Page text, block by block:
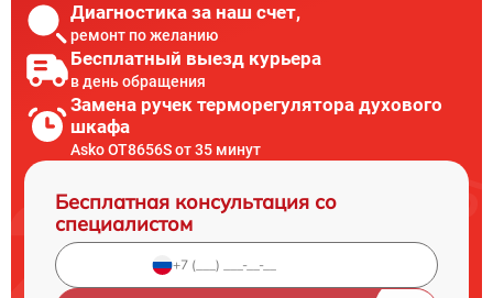
Диагностика за наш счет,
ремонт по желанию
Бесплатный выезд курьера
в день обращения
Замена ручек терморегулятора духового
шкафа
Asko OT8656S от 35 минут
Бесплатная консультация со
специалистом